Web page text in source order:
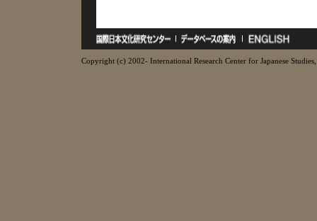
Copyright (c) 2002- International Research Center for Japanese